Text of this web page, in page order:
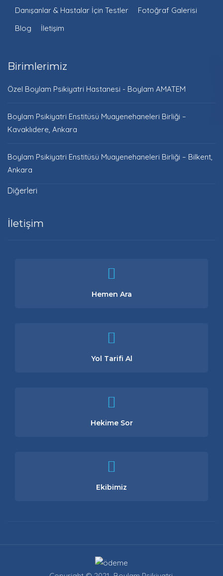
Danışanlar & Hastalar İçin Testler
Fotoğraf Galerisi
Blog
İletişim
Birimlerimiz
Özel Boylam Psikiyatri Hastanesi - Boylam AMATEM
Boylam Psikiyatri Enstitüsü Muayenehaneleri Birliği –
Kavaklıdere, Ankara
Boylam Psikiyatri Enstitüsü Muayenehaneleri Birliği – Bilkent,
Ankara
Diğerleri
İletişim
Hemen Ara
Yol Tarifi Al
Hekime Sor
Ekibimiz